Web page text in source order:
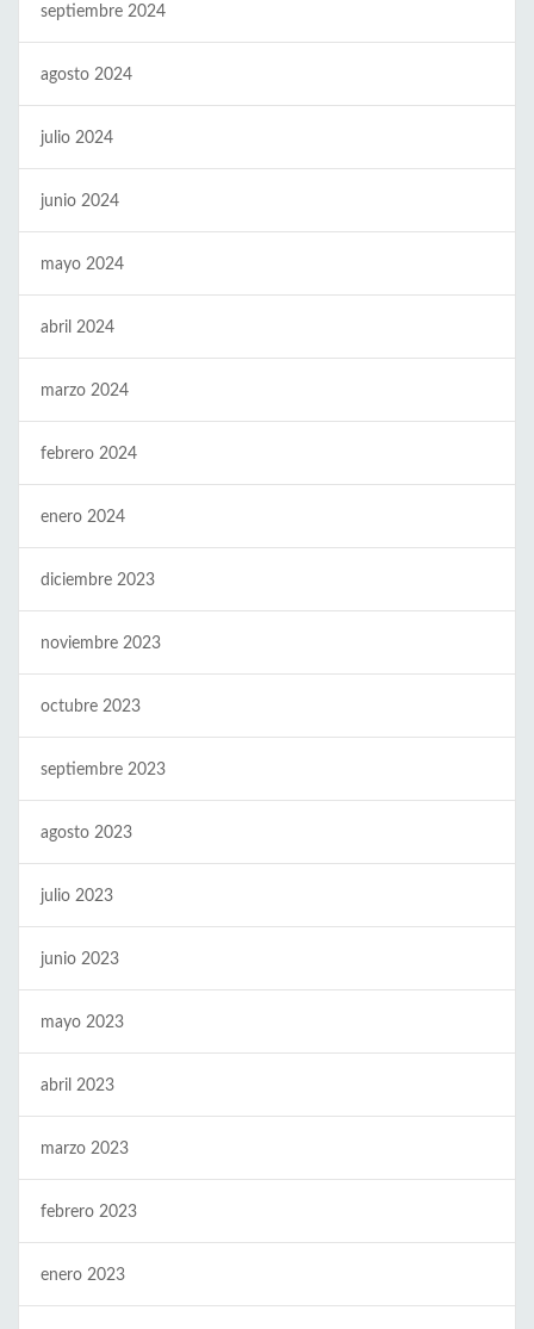
septiembre 2024
agosto 2024
julio 2024
junio 2024
mayo 2024
abril 2024
marzo 2024
febrero 2024
enero 2024
diciembre 2023
noviembre 2023
octubre 2023
septiembre 2023
agosto 2023
julio 2023
junio 2023
mayo 2023
abril 2023
marzo 2023
febrero 2023
enero 2023